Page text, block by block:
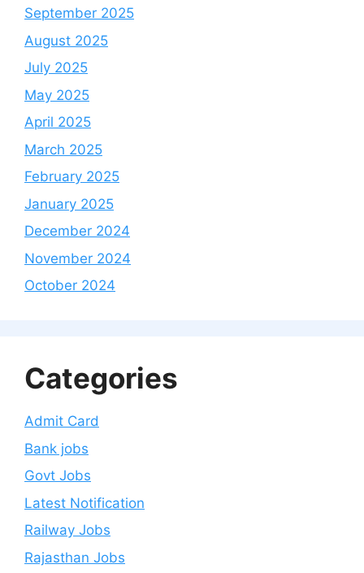
September 2025
August 2025
July 2025
May 2025
April 2025
March 2025
February 2025
January 2025
December 2024
November 2024
October 2024
Categories
Admit Card
Bank jobs
Govt Jobs
Latest Notification
Railway Jobs
Rajasthan Jobs